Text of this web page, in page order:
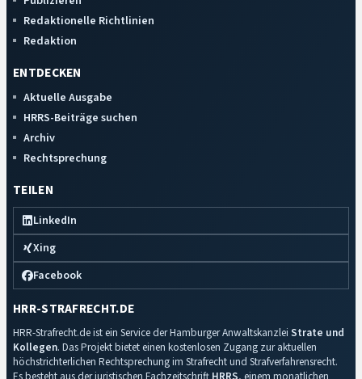
Redaktionelle Richtlinien
Redaktion
ENTDECKEN
Aktuelle Ausgabe
HRRS-Beiträge suchen
Archiv
Rechtsprechung
TEILEN
LinkedIn
Xing
Facebook
HRR-STRAFRECHT.DE
HRR-Strafrecht.de ist ein Service der Hamburger Anwaltskanzlei Strate und
Kollegen. Das Projekt bietet einen kostenlosen Zugang zur aktuellen
höchstrichterlichen Rechtsprechung im Strafrecht und Strafverfahrensrecht.